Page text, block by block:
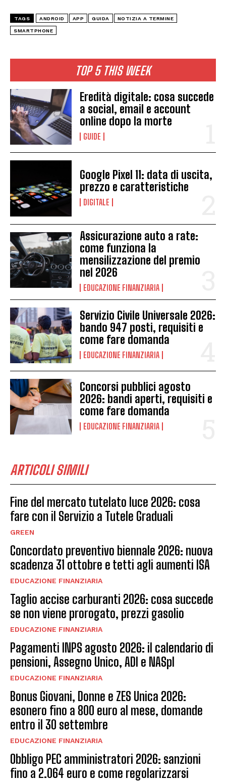
TOP 5 THIS WEEK
Eredità digitale: cosa succede
a social, email e account
online dopo la morte
GUIDE
Google Pixel 11: data di uscita,
prezzo e caratteristiche
DIGITALE
Assicurazione auto a rate:
come funziona la
mensilizzazione del premio
nel 2026
EDUCAZIONE FINANZIARIA
Servizio Civile Universale 2026:
bando 947 posti, requisiti e
come fare domanda
EDUCAZIONE FINANZIARIA
Concorsi pubblici agosto
2026: bandi aperti, requisiti e
come fare domanda
EDUCAZIONE FINANZIARIA
ARTICOLI SIMILI
Fine del mercato tutelato luce 2026: cosa
fare con il Servizio a Tutele Graduali
GREEN
Concordato preventivo biennale 2026: nuova
scadenza 31 ottobre e tetti agli aumenti ISA
EDUCAZIONE FINANZIARIA
Taglio accise carburanti 2026: cosa succede
se non viene prorogato, prezzi gasolio
EDUCAZIONE FINANZIARIA
Pagamenti INPS agosto 2026: il calendario di
pensioni, Assegno Unico, ADI e NASpI
EDUCAZIONE FINANZIARIA
Bonus Giovani, Donne e ZES Unica 2026:
esonero fino a 800 euro al mese, domande
entro il 30 settembre
EDUCAZIONE FINANZIARIA
Obbligo PEC amministratori 2026: sanzioni
fino a 2.064 euro e come regolarizzarsi
TAGS ANDROID APP GUIDA NOTIZIA A TERMINE
SMARTPHONE